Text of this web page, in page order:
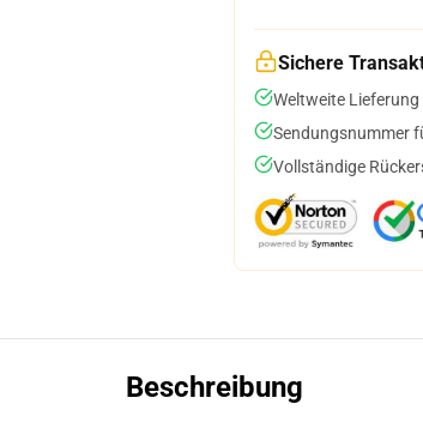
Sichere
Weltweite Lieferung
Sendungsnummer
Vollständige
Beschreibung